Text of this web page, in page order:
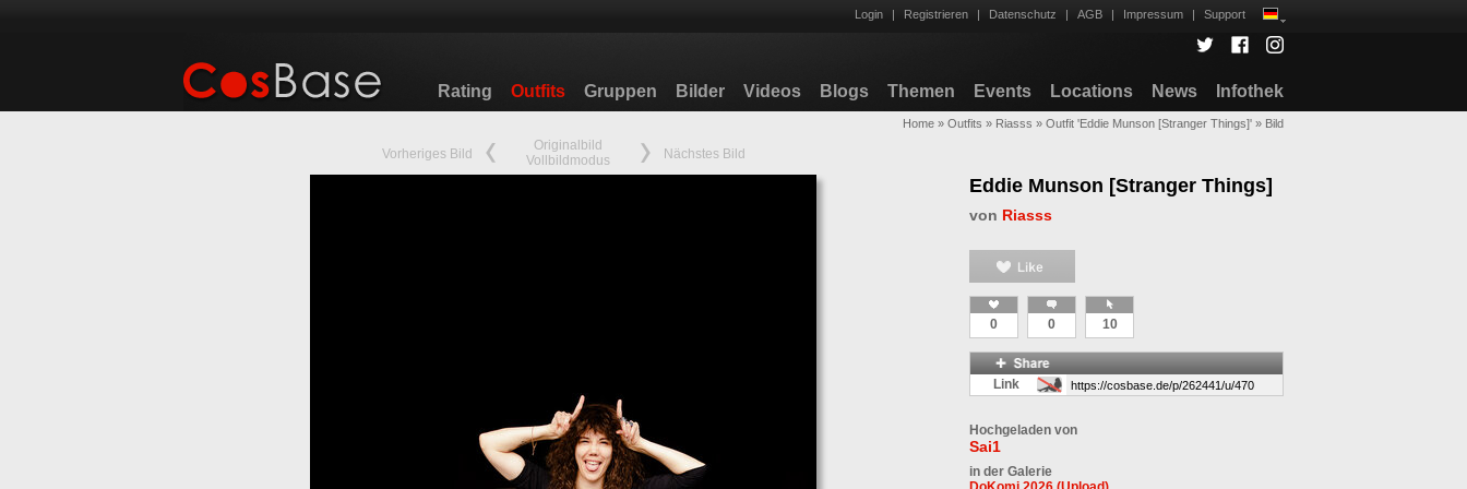
Login | Registrieren | Datenschutz | AGB | Impressum | Support
Rating Outfits Gruppen Bilder Videos Blogs Themen Events Locations News Infothek
Home » Outfits » Riasss » Outfit 'Eddie Munson [Stranger Things]' » Bild
Eddie Munson [Stranger Things]
von Riasss
0 0 10
Link
Hochgeladen von
Sai1
in der Galerie
Vorheriges Bild
Originalbild
Vollbildmodus
Nächstes Bild